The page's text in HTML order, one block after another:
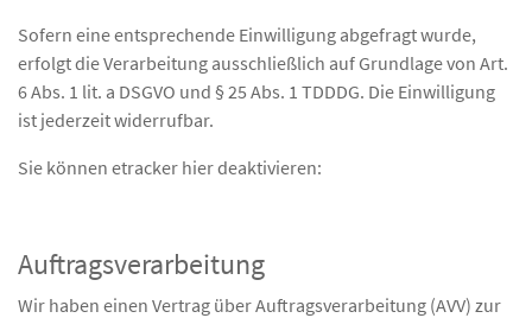
Sofern eine entsprechende Einwilligung abgefragt wurde,
erfolgt die Verarbeitung ausschließlich auf Grundlage von Art.
6 Abs. 1 lit. a DSGVO und § 25 Abs. 1 TDDDG. Die Einwilligung
ist jederzeit widerrufbar.
Sie können etracker hier deaktivieren:
Auftragsverarbeitung
Wir haben einen Vertrag über Auftragsverarbeitung (AVV) zur